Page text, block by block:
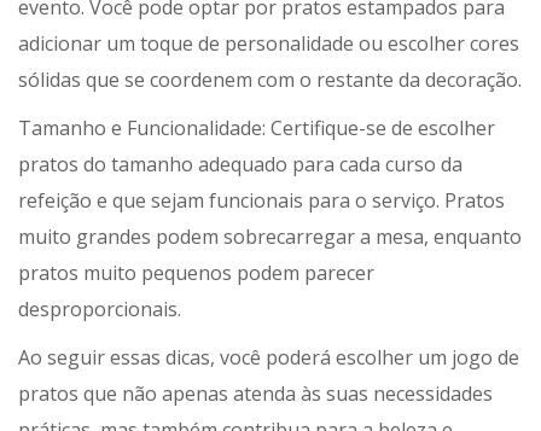
evento. Você pode optar por pratos estampados para
adicionar um toque de personalidade ou escolher cores
sólidas que se coordenem com o restante da decoração.
Tamanho e Funcionalidade: Certifique-se de escolher
pratos do tamanho adequado para cada curso da
refeição e que sejam funcionais para o serviço. Pratos
muito grandes podem sobrecarregar a mesa, enquanto
pratos muito pequenos podem parecer
desproporcionais.
Ao seguir essas dicas, você poderá escolher um jogo de
pratos que não apenas atenda às suas necessidades